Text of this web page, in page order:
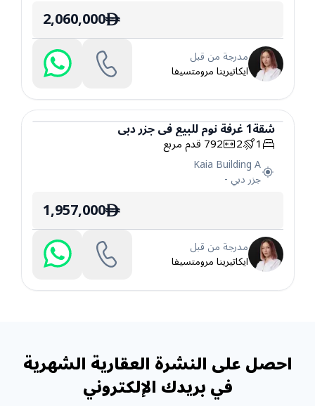
ê
2,060,000
مدرجة من قبل
ايكاتيرينا مرومتسيفا
شقة
شقة1غرفة نومللبيعفيجزر دبي
1
2
792قدم مربع
Kaia Building A
جزر دبي -
ê
1,957,000
مدرجة من قبل
ايكاتيرينا مرومتسيفا
احصل على النشرة العقارية الشهرية
في بريدك الإلكتروني